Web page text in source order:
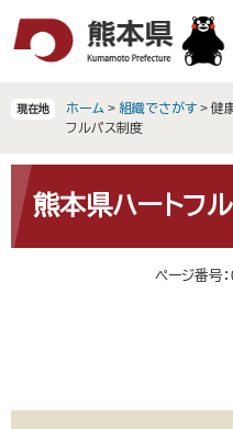
文
現在地 ホーム > 組織でさがす > 健
フルパス制度
文 熊本県ハートフ
ページ番号